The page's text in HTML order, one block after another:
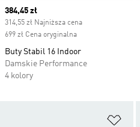
Current price
384,45 zł
314,55 zł Najniższa cena
699 zł Cena oryginalna
Buty Stabil 16 Indoor
Damskie Performance
4 kolory